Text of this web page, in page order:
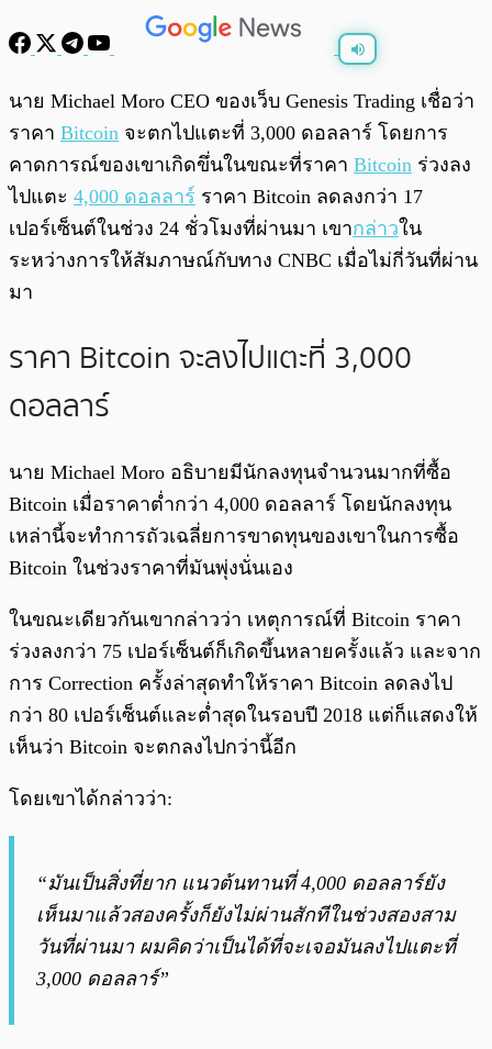
0:00
นาย Michael Moro CEO ของเว็บ Genesis Trading เชื่อว่า
ราคา Bitcoin จะตกไปแตะที่ 3,000 ดอลลาร์ โดยการ
คาดการณ์ของเขาเกิดขึ่นในขณะที่ราคา Bitcoin ร่วงลง
ไปแตะ 4,000 ดอลลาร์ ราคา Bitcoin ลดลงกว่า 17
เปอร์เซ็นต์ในช่วง 24 ชั่วโมงที่ผ่านมา เขากล่าวใน
ระหว่างการให้สัมภาษณ์กับทาง CNBC เมื่อไม่กี่วันที่ผ่าน
มา
ราคา Bitcoin จะลงไปแตะที่ 3,000
ดอลลาร์
นาย Michael Moro อธิบายมีนักลงทุนจำนวนมากที่ซื้อ
Bitcoin เมื่อราคาต่ำกว่า 4,000 ดอลลาร์ โดยนักลงทุน
เหล่านี้จะทำการถัวเฉลี่ยการขาดทุนของเขาในการซื้อ
Bitcoin ในช่วงราคาที่มันพุ่งนั่นเอง
ในขณะเดียวกันเขากล่าวว่า เหตุการณ์ที่ Bitcoin ราคา
ร่วงลงกว่า 75 เปอร์เซ็นต์ก็เกิดขึ้นหลายครั้งแล้ว และจาก
การ Correction ครั้งล่าสุดทำให้ราคา Bitcoin ลดลงไป
กว่า 80 เปอร์เซ็นต์และต่ำสุดในรอบปี 2018 แต่ก็แสดงให้
เห็นว่า Bitcoin จะตกลงไปกว่านี้อีก
โดยเขาได้กล่าวว่า:
“มันเป็นสิ่งที่ยาก แนวต้นทานที่ 4,000 ดอลลาร์ยัง
เห็นมาแล้วสองครั้งก็ยังไม่ผ่านสักทีในช่วงสองสาม
วันที่ผ่านมา ผมคิดว่าเป็นได้ที่จะเจอมันลงไปแตะที่
3,000 ดอลลาร์”